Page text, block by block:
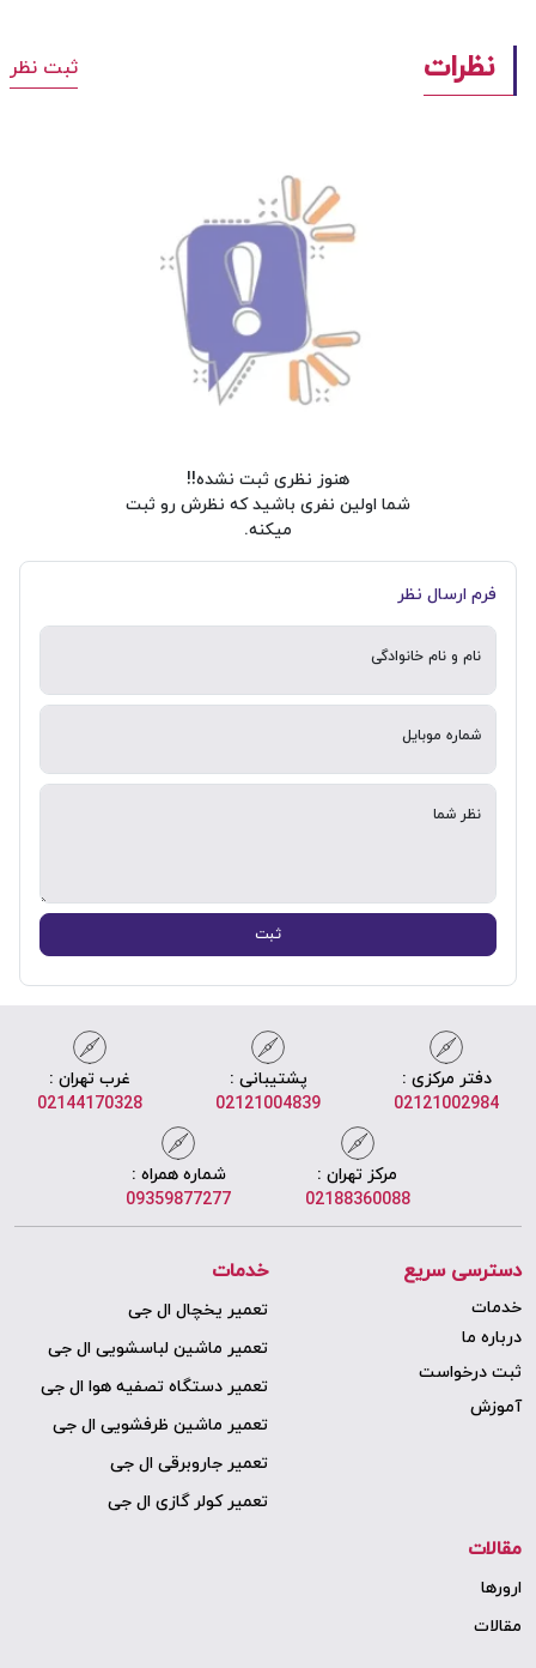
نظرات ثبت نظر
هنوز نظری ثبت نشده!!
شما اولین نفری باشید که نظرش رو ثبت
میکنه.
فرم ارسال نظر
نام و نام خانوادگی
شماره موبایل
نظر شما
ثبت
دفتر مرکزی :
02121002984
پشتیبانی :
02121004839
غرب تهران :
02144170328
مرکز تهران :
02188360088
شماره همراه :
09359877277
دسترسی سریع
خدمات
درباره ما
ثبت درخواست
آموزش
خدمات
تعمیر یخچال ال جی
تعمیر ماشین لباسشویی ال جی
تعمیر دستگاه تصفیه هوا ال جی
تعمیر ماشین ظرفشویی ال جی
تعمیر جاروبرقی ال جی
تعمیر کولر گازی ال جی
مقالات
ارورها
مقالات